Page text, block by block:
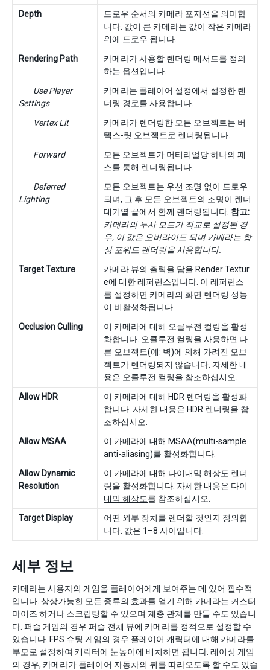
Depth
드로우 순서의 카메라 포지션을 의미합
니다. 값이 큰 카메라는 값이 작은 카메라
위에 드로우 됩니다.
Rendering Path
카메라가 사용할 렌더링 메서드를 정의
하는 옵션입니다.
Use Player
Settings
카메라는 플레이어 설정에서 설정한 렌
더링 경로를 사용합니다.
Vertex Lit
카메라가 렌더링한 모든 오브젝트는 버
텍스-릿 오브젝트로 렌더링됩니다.
Forward
모든 오브젝트가 머티리얼당 하나의 패
스를 통해 렌더링됩니다.
Deferred
Lighting
모든 오브젝트는 우선 조명 없이 드로우
되며, 그 후 모든 오브젝트의 조명이 렌더
대기열 끝에서 함께 렌더링됩니다. 참고:
카메라의 투사 모드가 직교로 설정된 경
우, 이 값은 오버라이드 되며 카메라는 항
상 포워드 렌더링을 사용합니다.
Target Texture
카메라 뷰의 출력을 담을 Render Textur
e에 대한 레퍼런스입니다. 이 레퍼런스
를 설정하면 카메라의 화면 렌더링 성능
이 비활성화됩니다.
Occlusion Culling
이 카메라에 대해 오클루전 컬링을 활성
화합니다. 오클루전 컬링을 사용하면 다
른 오브젝트(예: 벽)에 의해 가려진 오브
젝트가 렌더링되지 않습니다. 자세한 내
용은 오클루전 컬링을 참조하십시오.
Allow HDR
이 카메라에 대해 HDR 렌더링을 활성화
합니다. 자세한 내용은 HDR 렌더링을 참
조하십시오.
Allow MSAA
이 카메라에 대해 MSAA(multi-sample
anti-aliasing)를 활성화합니다.
Allow Dynamic
Resolution
이 카메라에 대해 다이내믹 해상도 렌더
링을 활성화합니다. 자세한 내용은 다이
내믹 해상도를 참조하십시오.
Target Display
어떤 외부 장치를 렌더할 것인지 정의합
니다. 값은 1–8 사이입니다.
세부 정보
카메라는 사용자의 게임을 플레이어에게 보여주는 데 있어 필수적
입니다. 상상가능한 모든 종류의 효과를 얻기 위해 카메라는 커스터
마이즈 하거나 스크립팅할 수 있으며 계층 관계를 만들 수도 있습니
다. 퍼즐 게임의 경우 퍼즐 전체 뷰에 카메라를 정적으로 설정할 수
있습니다. FPS 슈팅 게임의 경우 플레이어 캐릭터에 대해 카메라를
부모로 설정하여 캐릭터에 눈높이에 배치하면 됩니다. 레이싱 게임
의 경우, 카메라가 플레이어 자동차의 뒤를 따라오도록 할 수도 있습